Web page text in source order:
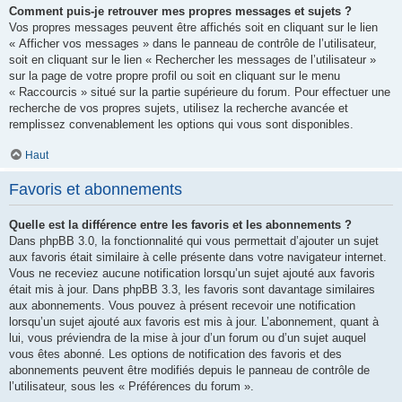
Comment puis-je retrouver mes propres messages et sujets ?
Vos propres messages peuvent être affichés soit en cliquant sur le lien
« Afficher vos messages » dans le panneau de contrôle de l’utilisateur,
soit en cliquant sur le lien « Rechercher les messages de l’utilisateur »
sur la page de votre propre profil ou soit en cliquant sur le menu
« Raccourcis » situé sur la partie supérieure du forum. Pour effectuer une
recherche de vos propres sujets, utilisez la recherche avancée et
remplissez convenablement les options qui vous sont disponibles.
Haut
Favoris et abonnements
Quelle est la différence entre les favoris et les abonnements ?
Dans phpBB 3.0, la fonctionnalité qui vous permettait d’ajouter un sujet
aux favoris était similaire à celle présente dans votre navigateur internet.
Vous ne receviez aucune notification lorsqu’un sujet ajouté aux favoris
était mis à jour. Dans phpBB 3.3, les favoris sont davantage similaires
aux abonnements. Vous pouvez à présent recevoir une notification
lorsqu’un sujet ajouté aux favoris est mis à jour. L’abonnement, quant à
lui, vous préviendra de la mise à jour d’un forum ou d’un sujet auquel
vous êtes abonné. Les options de notification des favoris et des
abonnements peuvent être modifiés depuis le panneau de contrôle de
l’utilisateur, sous les « Préférences du forum ».